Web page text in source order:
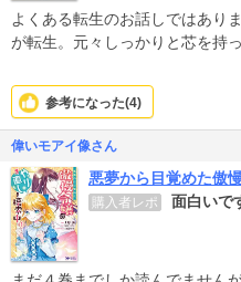
よくある転生のお話しではあり
が転生。元々しっかりと芯を持
次も楽しみに待ってます！
参考になった(4)
偉いモアイ像さん
購入者レポ 面白いで